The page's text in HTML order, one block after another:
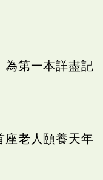
為第一本詳盡記
座老人頤養天年